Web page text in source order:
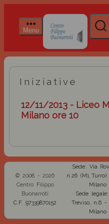
Menu
Iniziative
12/11/2013 - Liceo
Milano ore 10
© 2008 - 2026
Centro Filippo
Buonarroti
C.F. 97339870152
Sede: Via
n.26 (M1 Turro)
Milano
Sede
Treviso, n.6 -
Milano